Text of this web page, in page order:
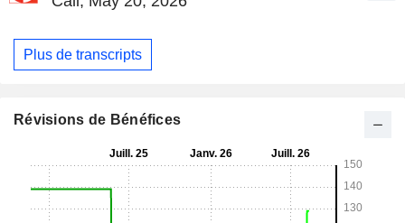
Plus de transcripts
Révisions de Bénéfices